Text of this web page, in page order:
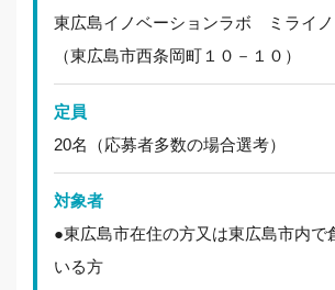
東広島イノベーションラボ ミライノ
（東広島市西条岡町１０－１０）
定員
20名（応募者多数の場合選考）
対象者
●東広島市在住の方又は東広島市内で
いる方